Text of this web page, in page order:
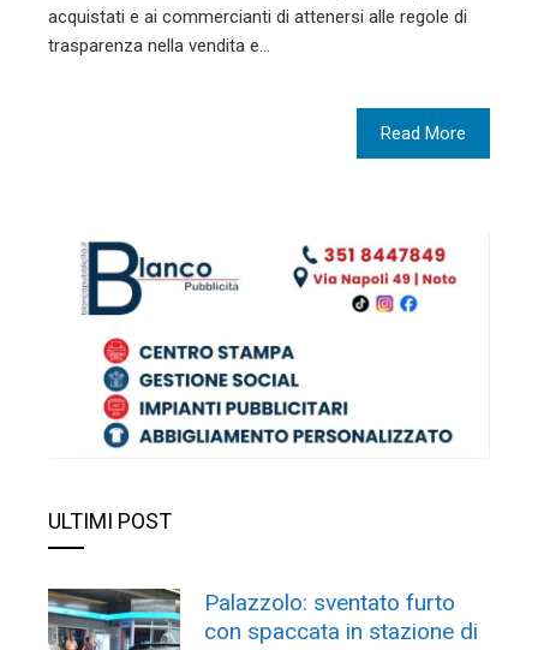
acquistati e ai commercianti di attenersi alle regole di
trasparenza nella vendita e…
Read More
ULTIMI POST
Palazzolo: sventato furto
con spaccata in stazione di